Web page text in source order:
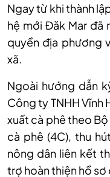
Ngay từ khi thành
hệ mới Đăk Mar đã
quyền địa phương
xã.
Ngoài hướng dẫn
Công ty TNHH Vĩnh
xuất cà phê theo
cà phê (4C), thu
nông dân liên kết
trợ hoàn thiện hồ